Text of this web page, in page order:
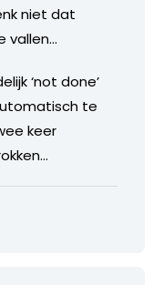
niet dat
vallen…
‘not done’
te
keer